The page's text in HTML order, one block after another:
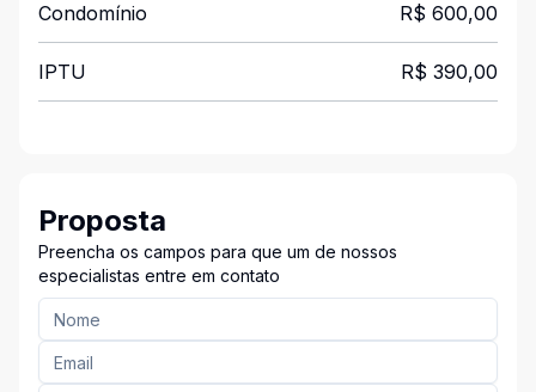
Condomínio R$ 600,00
IPTU R$ 390,00
Proposta
Preencha os campos para que um de nossos
especialistas entre em contato